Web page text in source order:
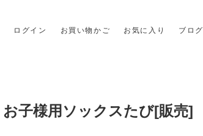
ログイン お買い物かご お気に入り ブログ
お子様用ソックスたび[販売]